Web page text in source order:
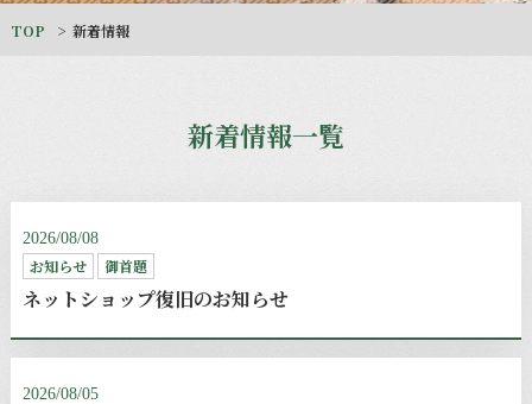
TOP 新着情報
新着情報一覧
2026/08/08
お知らせ 御首題
ネットショップ復旧のお知らせ
2026/08/05